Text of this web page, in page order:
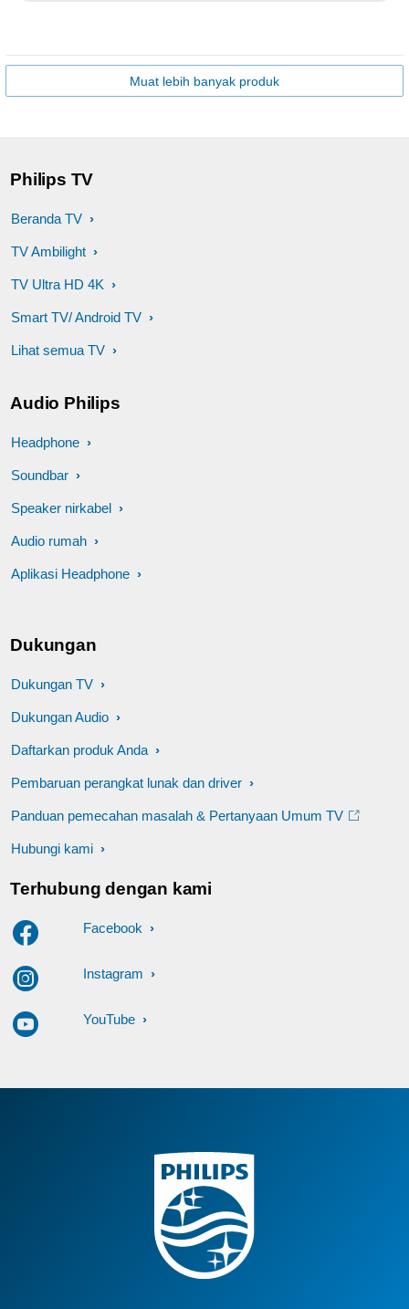
Muat lebih banyak produk
Philips TV
Beranda TV
TV Ambilight
TV Ultra HD 4K
Smart TV/ Android TV
Lihat semua TV
Audio Philips
Headphone
Soundbar
Speaker nirkabel
Audio rumah
Aplikasi Headphone
Dukungan
Dukungan TV
Dukungan Audio
Daftarkan produk Anda
Pembaruan perangkat lunak dan driver
Panduan pemecahan masalah & Pertanyaan Umum TV
Hubungi kami
Terhubung dengan kami
Facebook
Instagram
YouTube